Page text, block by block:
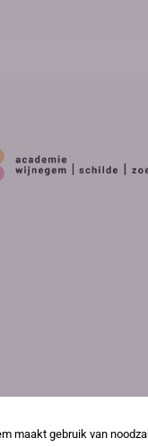
maakt gebruik van